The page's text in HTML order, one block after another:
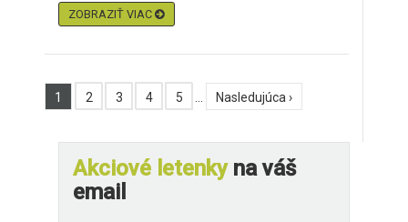
ZOBRAZIŤ VIAC
1 2 3 4 5 Nasledujúca ›
Akciové letenkyna váš
email